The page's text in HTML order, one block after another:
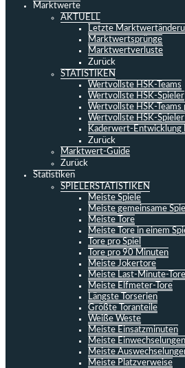
Marktwerte
AKTUELL
Letzte
Marktwertsprünge
Marktwertverluste
Zurück
STATISTIKEN
Wertvollste HSK-Teams
Wertvollste HSK-Spieler
Wertvollste HSK-Teams
Wertvollste HSK-Spieler
Kaderwert-Entwicklung
Zurück
Marktwert-Guide
Zurück
Statistiken
SPIELERSTATISTIKEN
Meiste Spiele
Meiste gemeinsame
Meiste Tore
Meiste Tore in einem
Tore pro Spiel
Tore pro 90 Minuten
Meiste Jokertore
Meiste Last-Minute-Tore
Meiste Elfmeter-Tore
Längste Torserien
Größte Toranteile
Weiße Weste
Meiste Einsatzminuten
Meiste Einwechselungen
Meiste
Meiste Platzverweise